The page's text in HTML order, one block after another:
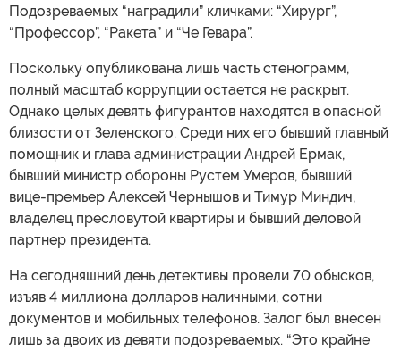
Подозреваемых “наградили” кличками: “Хирург”,
“Профессор”, “Ракета” и “Че Гевара”.
Поскольку опубликована лишь часть стенограмм,
полный масштаб коррупции остается не раскрыт.
Однако целых девять фигурантов находятся в опасной
близости от Зеленского. Среди них его бывший главный
помощник и глава администрации Андрей Ермак,
бывший министр обороны Рустем Умеров, бывший
вице-премьер Алексей Чернышов и Тимур Миндич,
владелец пресловутой квартиры и бывший деловой
партнер президента.
На сегодняшний день детективы провели 70 обысков,
изъяв 4 миллиона долларов наличными, сотни
документов и мобильных телефонов. Залог был внесен
лишь за двоих из девяти подозреваемых. “Это крайне